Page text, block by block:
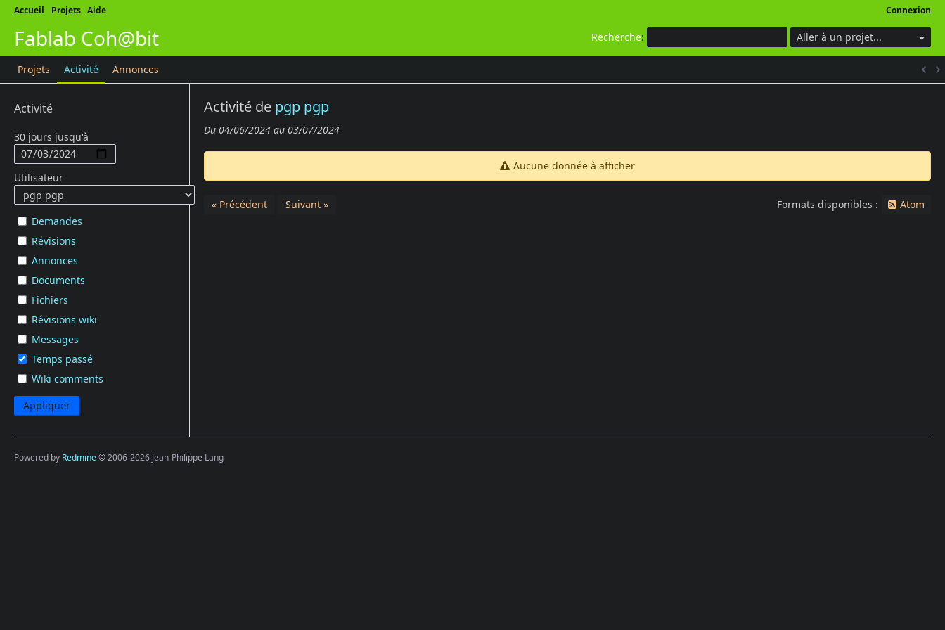
Connexion
Accueil Projets Aide
Recherche: Aller à un projet...
Fablab Coh@bit
Projets Activité Annonces
Activité
30 jours jusqu'à
Utilisateur
Demandes
Révisions
Annonces
Documents
Fichiers
Révisions wiki
Messages
Temps passé
Wiki comments
Activité de pgp pgp
Du 04/06/2024 au 03/07/2024
Aucune donnée à afficher
« Précédent Suivant » Formats disponibles : Atom
Powered by Redmine© 2006-2026 Jean-Philippe Lang